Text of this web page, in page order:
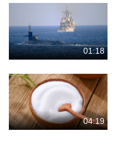
01:18
04:19